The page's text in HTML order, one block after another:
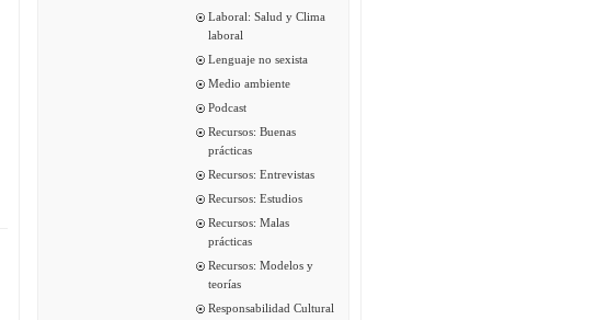
Laboral: Salud y Clima
laboral
Lenguaje no sexista
Medio ambiente
Podcast
Recursos: Buenas
prácticas
Recursos: Entrevistas
Recursos: Estudios
Recursos: Malas
prácticas
Recursos: Modelos y
teorías
Responsabilidad Cultural